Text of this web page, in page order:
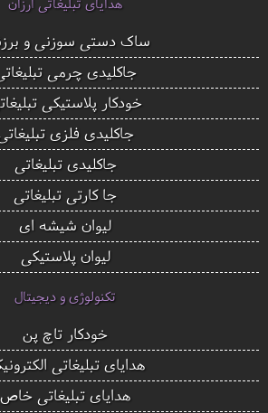
ساک دستی سوزنی و
جاکلیدی چرمی
خودکار پلاستیکی
جاکلیدی فلزی
جاکلیدی تبلیغاتی
جا کارتی تبلیغاتی
لیوان شیشه ای
لیوان پلاستیکی
تکنولوژی و دیجیتال
خودکار تاچ پن
هدایای تبلیغاتی
هدایای تبلیغاتی خاص